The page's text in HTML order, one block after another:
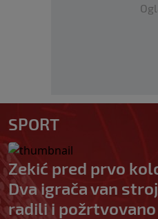
SPORT
Zekić pred prvo
Dva igrača van
radili i požrtvovano